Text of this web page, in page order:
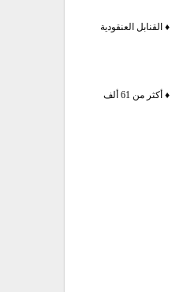
♦️القنابل العنقودية
♦️
أكثر من 61 ألف